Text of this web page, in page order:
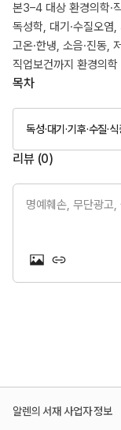
본3–4 대상 환경의학·
독성학, 대기·수질오염
고온·한냉, 소음·진동,
직업보건까지 환경의
목차
독성·대기·기후·수질
리뷰 (0)
명예훼손, 무단광고
알렌의 서재 사업자 정보